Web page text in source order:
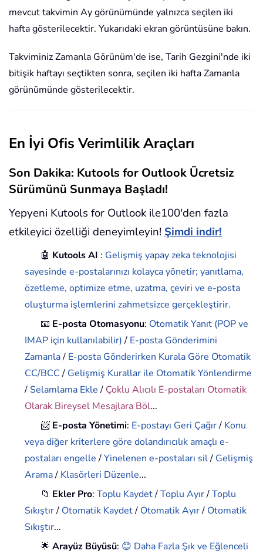
mevcut takvimin Ay görünümünde yalnızca seçilen iki
hafta gösterilecektir. Yukarıdaki ekran görüntüsüne bakın.
Takviminiz Zamanla Görünüm'de ise, Tarih Gezgini'nde iki
bitişik haftayı seçtikten sonra, seçilen iki hafta Zamanla
görünümünde gösterilecektir.
En İyi Ofis Verimlilik Araçları
Son Dakika: Kutools for Outlook Ücretsiz
Sürümünü Sunmaya Başladı!
Yepyeni Kutools for Outlook ile100'den fazla
etkileyici özelliği deneyimleyin! Şimdi indir!
🤖 Kutools AI : Gelişmiş yapay zeka teknolojisi
sayesinde e-postalarınızı kolayca yönetir; yanıtlama,
özetleme, optimize etme, uzatma, çeviri ve e-posta
oluşturma işlemlerini zahmetsizce gerçekleştirir.
📧 E-posta Otomasyonu: Otomatik Yanıt (POP ve
IMAP için kullanılabilir)/ E-posta Gönderimini
Zamanla/ E-posta Gönderirken Kurala Göre Otomatik
CC/BCC/ Gelişmiş Kurallar ile Otomatik Yönlendirme
/ Selamlama Ekle/ Çoklu Alıcılı E-postaları Otomatik
Olarak Bireysel Mesajlara Böl...
📨 E-posta Yönetimi: E-postayı Geri Çağır/ Konu
veya diğer kriterlere göre dolandırıcılık amaçlı e-
postaları engelle/Yinelenen e-postaları sil/ Gelişmiş
Arama/ Klasörleri Düzenle...
📁 Ekler Pro:Toplu Kaydet/Toplu Ayır/Toplu
Sıkıştır/ Otomatik Kaydet/ Otomatik Ayır/ Otomatik
Sıkıştır...
🌟Arayüz Büyüsü: 😊 Daha Fazla Şık ve Eğlenceli